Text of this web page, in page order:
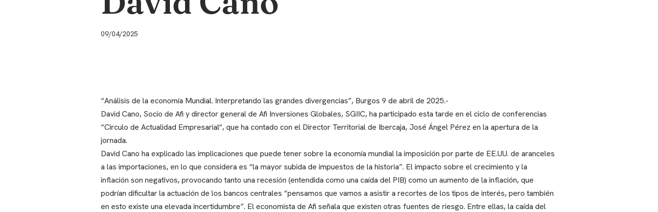
09/04/2025
“Análisis de la economía Mundial. Interpretando las grandes divergencias”, Burgos 9 de abril de 2025.-
David Cano, Socio de Afi y director general de Afi Inversiones Globales, SGIIC, ha participado esta tarde en el ciclo de conferencias
“Circulo de Actualidad Empresarial“, que ha contado con el Director Territorial de Ibercaja, José Ángel Pérez en la apertura de la
jornada.
David Cano ha explicado las implicaciones que puede tener sobre la economía mundial la imposición por parte de EE.UU. de aranceles
a las importaciones, en lo que considera es “la mayor subida de impuestos de la historia”. El impacto sobre el crecimiento y la
inflación son negativos, provocando tanto una recesión (entendida como una caída del PIB) como un aumento de la inflación, que
podrían dificultar la actuación de los bancos centrales “pensamos que vamos a asistir a recortes de los tipos de interés, pero también
en esto existe una elevada incertidumbre”. El economista de Afi señala que existen otras fuentes de riesgo. Entre ellas, la caída del